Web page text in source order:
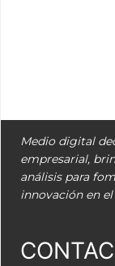
Medio digital
empresarial,
análisis para
innovación en el